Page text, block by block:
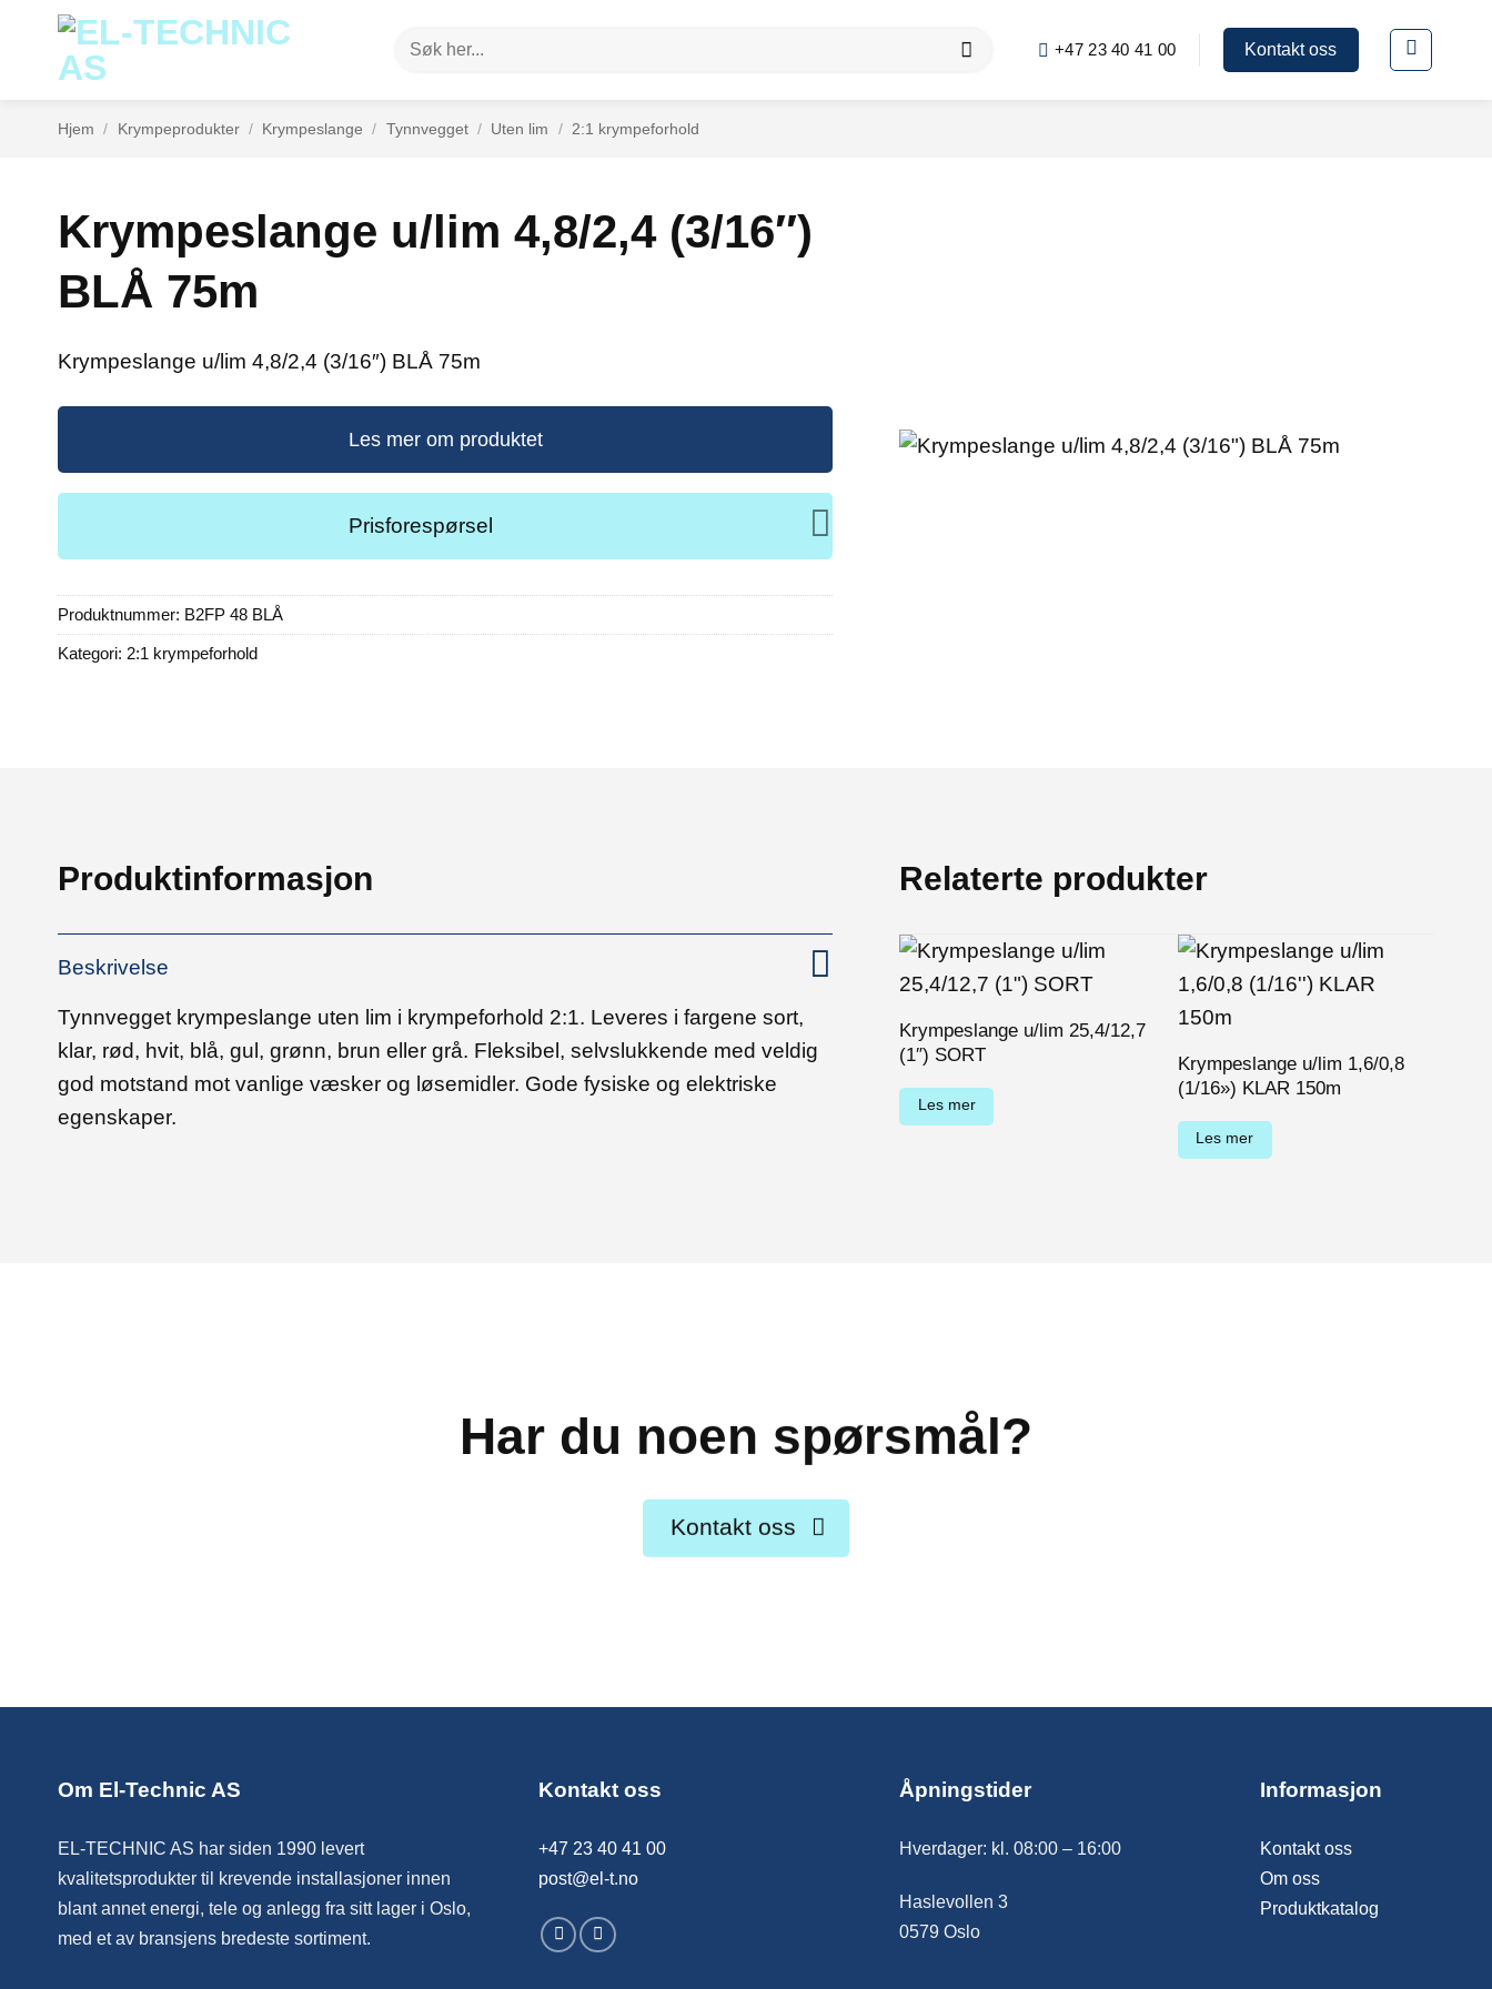
content
Søk
+47 23 40 41 00 Kontakt oss
Hjem / Krympeprodukter / Krympeslange / Tynnvegget / Uten lim / 2:1 krympeforhold
Krympeslange u/lim 4,8/2,4 (3/16″)
BLÅ 75m
Krympeslange u/lim 4,8/2,4 (3/16″) BLÅ 75m
Les mer om produktet
Prisforespørsel
Produktnummer: B2FP 48 BLÅ
Kategori: 2:1 krympeforhold
Produktinformasjon
Beskrivelse
Tynnvegget krympeslange uten lim i krympeforhold 2:1. Leveres i fargene sort,
klar, rød, hvit, blå, gul, grønn, brun eller grå. Fleksibel, selvslukkende med veldig
god motstand mot vanlige væsker og løsemidler. Gode fysiske og elektriske
egenskaper.
Relaterte produkter
Krympeslange u/lim 25,4/12,7
(1″) SORT
Les mer
Krympeslange u/lim 1,6/0,8
(1/16») KLAR 150m
Les mer
Har du noen spørsmål?
Kontakt oss
Om El-Technic AS
EL-TECHNIC AS har siden 1990 levert
kvalitetsprodukter til krevende installasjoner innen
blant annet energi, tele og anlegg fra sitt lager i Oslo,
med et av bransjens bredeste sortiment.
Kontakt oss
+47 23 40 41 00
post@el-t.no
Åpningstider
Hverdager: kl. 08:00 – 16:00
Haslevollen 3
0579 Oslo
Informasjon
Kontakt oss
Om oss
Produktkatalog